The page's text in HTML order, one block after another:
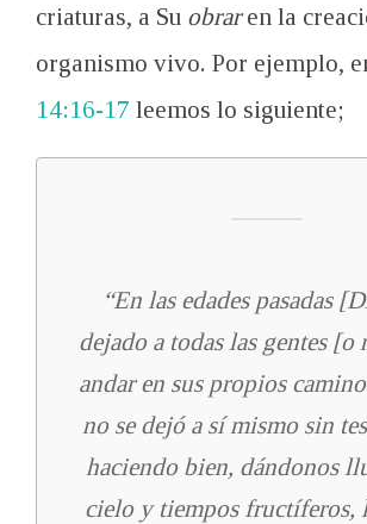
criaturas, a Su obraren la
organismo vivo. Por ejemplo,
14:16-17 leemos lo siguiente;
“En las edades pasadas
dejado a todas las gentes [o
andar en sus propios
no se dejó a sí mismo sin
haciendo bien, dándonos
cielo y tiempos fructíferos,